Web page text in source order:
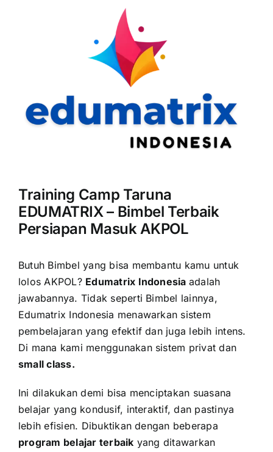
Training Camp Taruna
EDUMATRIX – Bimbel Terbaik
Persiapan Masuk AKPOL
Butuh Bimbel yang bisa membantu kamu untuk
lolos AKPOL? Edumatrix Indonesia adalah
jawabannya. Tidak seperti Bimbel lainnya,
Edumatrix Indonesia menawarkan sistem
pembelajaran yang efektif dan juga lebih intens.
Di mana kami menggunakan sistem privat dan
small class.
Ini dilakukan demi bisa menciptakan suasana
belajar yang kondusif, interaktif, dan pastinya
lebih efisien. Dibuktikan dengan beberapa
program belajar terbaik yang ditawarkan